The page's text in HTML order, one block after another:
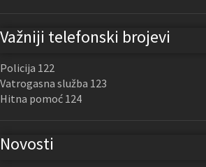
Važniji telefonski brojevi
Policija 122
Vatrogasna služba 123
Hitna pomoć 124
Novosti